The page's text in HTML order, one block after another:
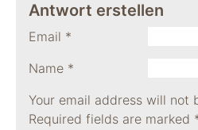
Antwort erstellen
Your email address will not
Required fields are marked
Name *
Email *